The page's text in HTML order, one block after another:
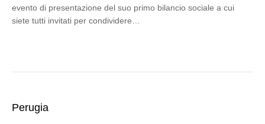
evento di presentazione del suo primo bilancio sociale a cui
siete tutti invitati per condividere…
Perugia